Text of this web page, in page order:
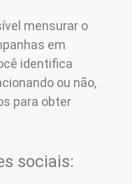
mensurar o
em
identifica
ou não,
para obter
sociais: